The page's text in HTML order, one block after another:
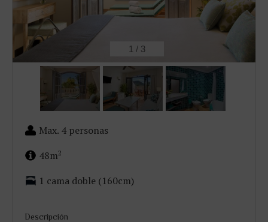
2 / 3
Max. 4 personas
48m2
1 cama doble (160cm)
Descripción